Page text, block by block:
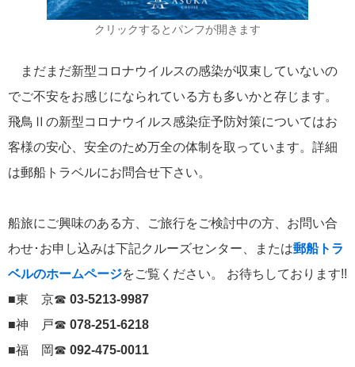
クリックするとパンフが開きます
まだまだ新型コロナウイルスの感染が収束していないの
でご不安をお感じになられている方も多いかと存じます。
飛鳥Ⅱの新型コロナウイルス感染症予防対策についてはお
客様の安心、安全のため万全の体制を取っています。詳細
は郵船トラベルにお問合せ下さい。
船旅にご興味のある方、ご旅行をご検討中の方、お問い合
わせ･お申し込みは下記クルーズセンター、または郵船トラ
ベルのホームページをご覧ください。 お待ちしております!!
■東 京☎ 03-5213-9987
■神 戸☎ 078-251-6218
■福 岡☎ 092-475-0011